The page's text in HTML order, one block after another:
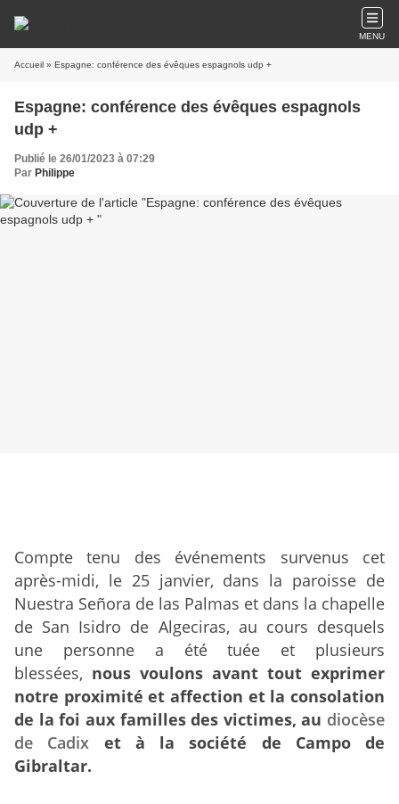
MENU
Accueil » Espagne: conférence des évêques espagnols udp +
Espagne: conférence des évêques espagnols
udp +
Publié le 26/01/2023 à 07:29
Par Philippe
Compte tenu des événements
survenus cet
après-midi, le 25 janvier, dans la paroisse de
Nuestra Señora de las Palmas et dans la chapelle
de San Isidro de Algeciras, au cours desquels
une personne a été tuée et plusieurs
blessées, nous voulons avant tout exprimer
notre proximité et affection et la consolation
de la foi aux familles des victimes, au diocèse
de Cadix et à la société de Campo de
Gibraltar.